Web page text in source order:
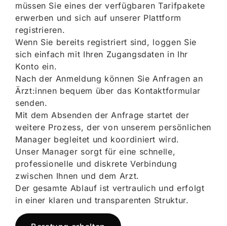
müssen Sie eines der verfügbaren Tarifpakete
erwerben und sich auf unserer Plattform
registrieren.
Wenn Sie bereits registriert sind, loggen Sie
sich einfach mit Ihren Zugangsdaten in Ihr
Konto ein.
Nach der Anmeldung können Sie Anfragen an
Ärzt:innen bequem über das Kontaktformular
senden.
Mit dem Absenden der Anfrage startet der
weitere Prozess, der von unserem persönlichen
Manager begleitet und koordiniert wird.
Unser Manager sorgt für eine schnelle,
professionelle und diskrete Verbindung
zwischen Ihnen und dem Arzt.
Der gesamte Ablauf ist vertraulich und erfolgt
in einer klaren und transparenten Struktur.